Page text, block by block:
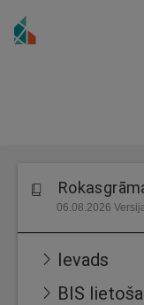
06.08.2026
Ievads
BIS